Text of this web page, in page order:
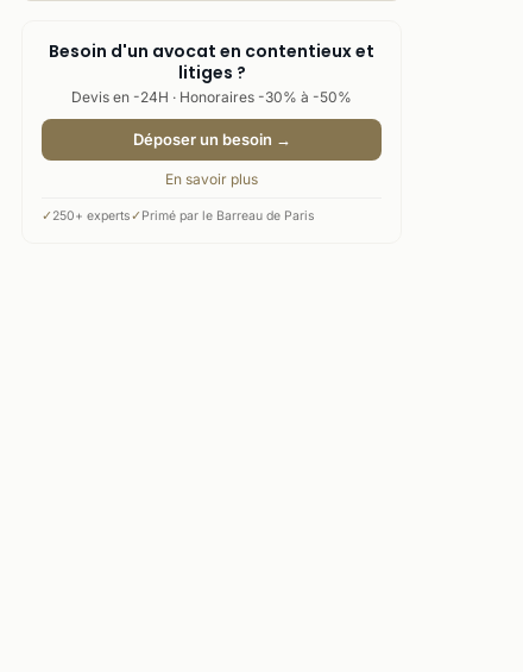
Besoin d'un avocat en contentieux et
litiges ?
Devis en -24H · Honoraires -30% à -50%
Déposer un besoin →
En savoir plus
✓ 250+ experts✓ Primé par le Barreau de Paris